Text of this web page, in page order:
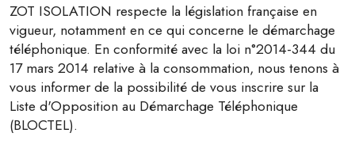
ZOT ISOLATION respecte la législation française en
vigueur, notamment en ce qui concerne le démarchage
téléphonique. En conformité avec la loi n°2014-344 du
17 mars 2014 relative à la consommation, nous tenons à
vous informer de la possibilité de vous inscrire sur la
Liste d'Opposition au Démarchage Téléphonique
(BLOCTEL).